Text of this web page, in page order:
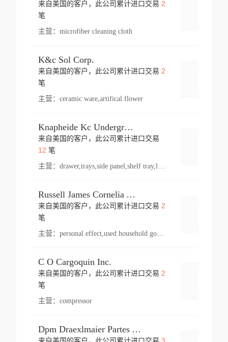
来自美国的客户，此公司累计进口交易 2
笔
主营： microfiber cleaning cloth
K&c Sol Corp.
来自美国的客户，此公司累计进口交易 2
笔
主营： ceramic ware,artifical flower
Knapheide Kc Underground
来自美国的客户，此公司累计进口交易
12 笔
主营：
Russell James Cornelia Arlington Va
来自美国的客户，此公司累计进口交易 2
笔
主营： personal effect,used household goods
C O Cargoquin Inc.
来自美国的客户，此公司累计进口交易 2
笔
主营： compressor
Dpm Draexlmaier Partes Automotrices Corr Ind Huejotzingo
3